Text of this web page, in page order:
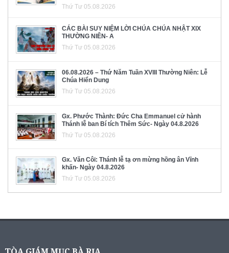
Thứ Tư 05.08.2026
CÁC BÀI SUY NIỆM LỜI CHÚA CHÚA NHẬT XIX
THƯỜNG NIÊN- A
Thứ Tư 05.08.2026
06.08.2026 – Thứ Năm Tuần XVIII Thường Niên: Lễ
Chúa Hiển Dung
Thứ Tư 05.08.2026
Gx. Phước Thành: Đức Cha Emmanuel cử hành
Thánh lễ ban Bí tích Thêm Sức- Ngày 04.8.2026
Thứ Tư 05.08.2026
Gx. Văn Côi: Thánh lễ tạ ơn mừng hồng ân Vĩnh
khấn- Ngày 04.8.2026
Thứ Tư 05.08.2026